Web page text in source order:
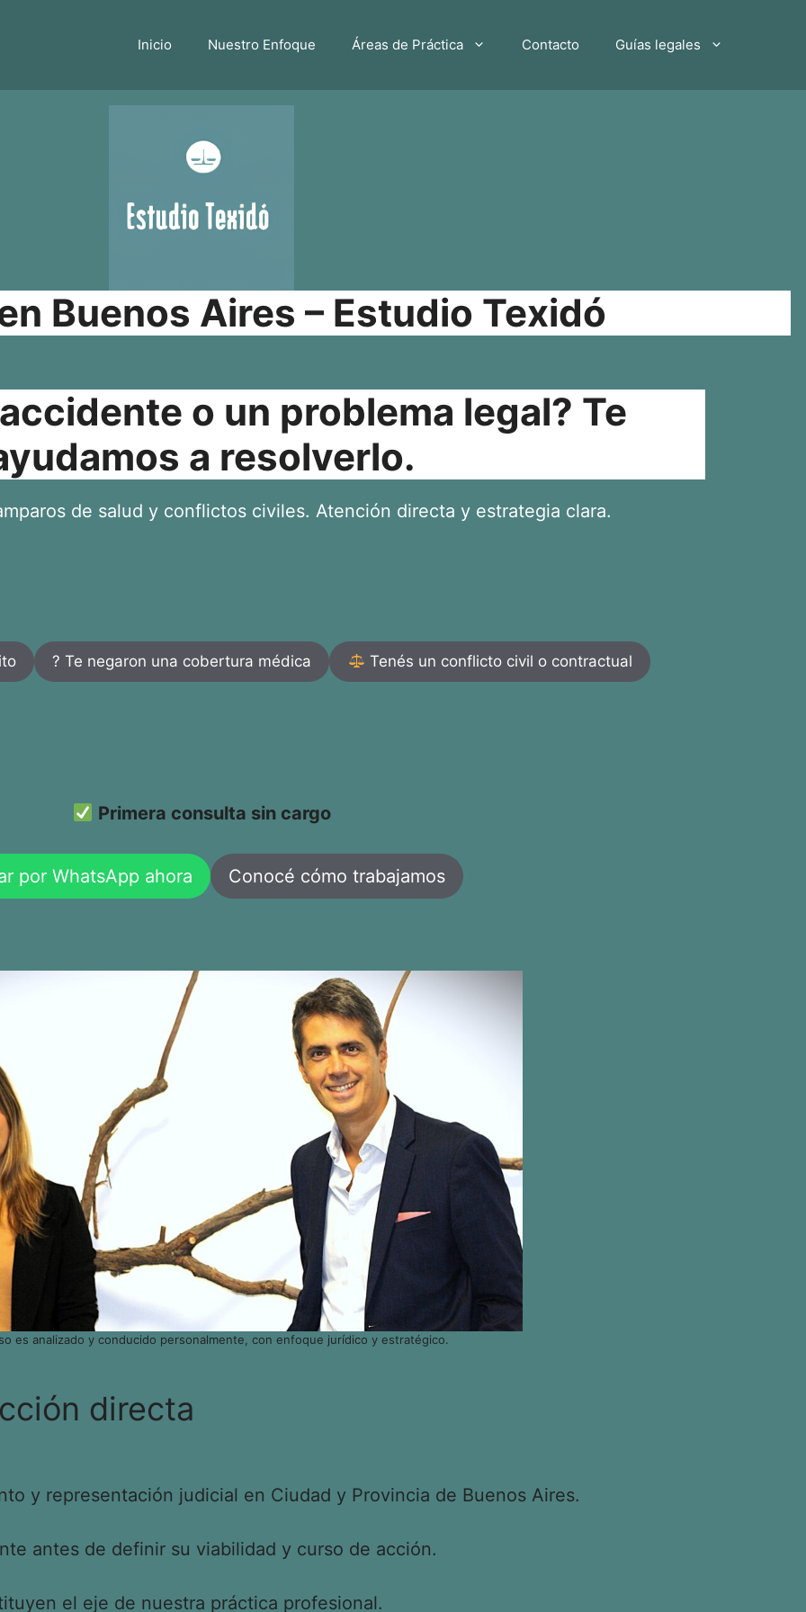
Inicio Nuestro Enfoque Áreas de Práctica Contacto Guías legales
Buenos Aires – Estudio Texidó
o un problema legal? Te
a resolverlo.
de salud y conflictos civiles. Atención directa y estrategia clara.
? Te negaron una cobertura médica Tenés un conflicto civil o contractual
Primera consulta sin cargo
por WhatsApp ahora Conocé cómo trabajamos
es analizado y conducido personalmente, con enfoque jurídico y estratégico.
directa
y representación judicial en Ciudad y Provincia de Buenos Aires.
antes de definir su viabilidad y curso de acción.
el eje de nuestra práctica profesional.